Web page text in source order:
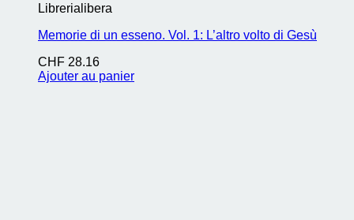
Librerialibera
Memorie di un esseno. Vol. 1: L’altro volto di Gesù
CHF 28.16
Ajouter au panier